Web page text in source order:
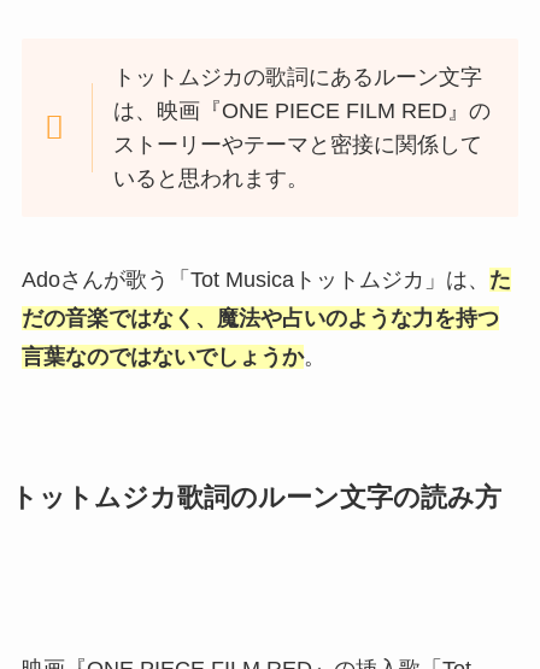
トットムジカの歌詞にあるルーン文字
は、映画『ONE PIECE FILM RED』の
ストーリーやテーマと密接に関係して
いると思われます。
Adoさんが歌う「Tot Musicaトットムジカ」は、 た
だの音楽ではなく、魔法や占いのような力を持つ
言葉なのではないでしょうか。
トットムジカ歌詞のルーン文字の読み方